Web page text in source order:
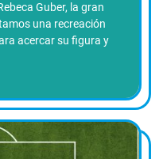
Guber, la gran
una recreación
acercar su figura y